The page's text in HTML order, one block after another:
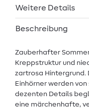
Weitere Details
Beschreibung
Zauberhafter
Kreppstruktur und
zartrosa
Einhörner werden
dezenten Details
eine märchenhafte,